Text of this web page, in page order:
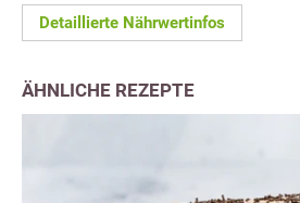
Detaillierte Nährwertinfos
ÄHNLICHE REZEPTE